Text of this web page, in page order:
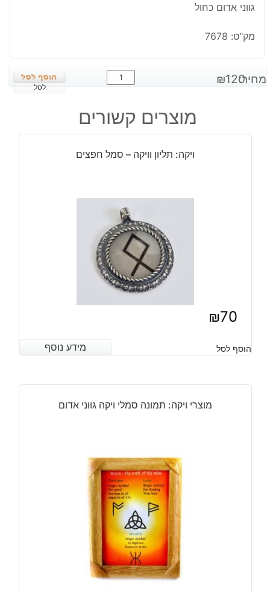
גווני אדום כחול
מק"ט: 7678
מחיר: ₪120
כמות
של
תליון
ושרשרת
סמלי
אדום
כחול
לסל
מוצרים קשורים
ויקה: תליון וויקה – סמל חפצים
₪70
מידע נוסף הוסף לסל מידע נוסף
מוצרי ויקה: תמונה סמלי ויקה גווני אדום